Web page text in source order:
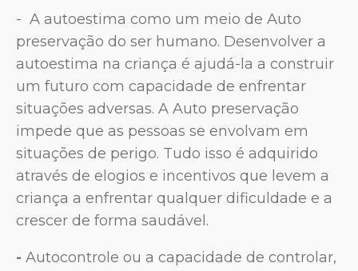
- A autoestima como um meio de Auto
preservação do ser humano. Desenvolver a
autoestima na criança é ajudá-la a construir
um futuro com capacidade de enfrentar
situações adversas. A Auto preservação
impede que as pessoas se envolvam em
situações de perigo. Tudo isso é adquirido
através de elogios e incentivos que levem a
criança a enfrentar qualquer dificuldade e a
crescer de forma saudável.
- Autocontrole ou a capacidade de controlar,